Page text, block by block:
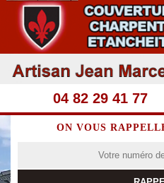
04 82 29 41 77
ON VOUS